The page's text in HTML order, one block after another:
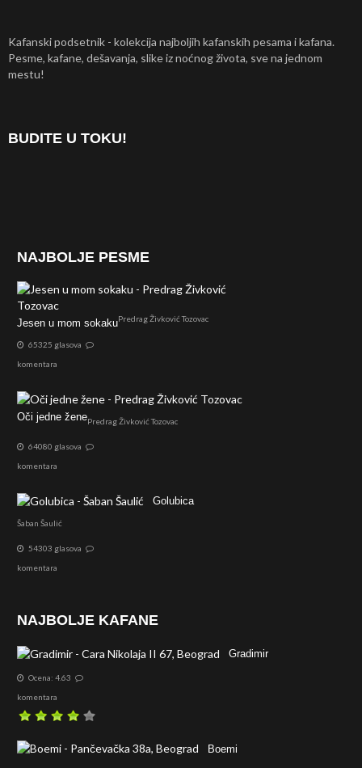
Kafanski podsetnik - kolekcija najboljih kafanskih pesama i kafana.
Pesme, kafane, dešavanja, slike iz noćnog života, sve na jednom
mestu!
BUDITE U TOKU!
NAJBOLJE PESME
Jesen u mom sokakuPredrag Živković Tozovac
65325 glasova
komentara
Oči jedne ženePredrag Živković Tozovac
64080 glasova
komentara
Golubica
Šaban Šaulić
54303 glasova
komentara
NAJBOLJE KAFANE
Gradimir
Ocena: 4.63
komentara
Boemi